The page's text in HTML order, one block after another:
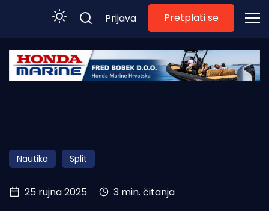
Početna
Obala
Otoci
Turizam i nautika
Prijava Pretplati se
Nautika Split
25 rujna 2025 3 min. čitanja